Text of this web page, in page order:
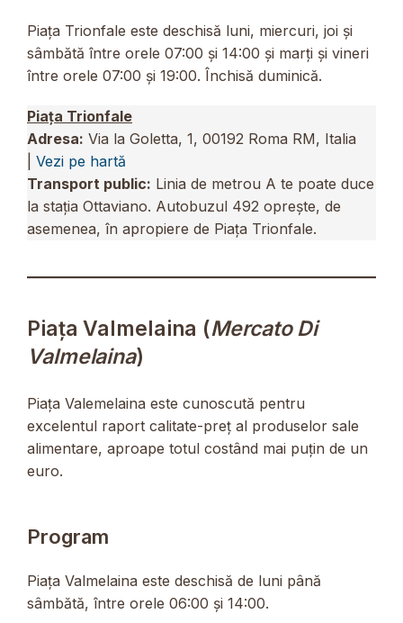
Piața Trionfale este deschisă luni, miercuri, joi și
sâmbătă între orele 07:00 și 14:00 și marți și vineri
între orele 07:00 și 19:00. Închisă duminică.
Piața Trionfale
Adresa: Via la Goletta, 1, 00192 Roma RM, Italia
Vezi pe hartă
Transport public: Linia de metrou A te poate duce
la stația Ottaviano. Autobuzul 492 oprește, de
asemenea, în apropiere de Piața Trionfale.
Piața Valmelaina (Mercato Di
Valmelaina)
Piața Valemelaina este cunoscută pentru
excelentul raport calitate-preț al produselor sale
alimentare, aproape totul costând mai puțin de un
euro.
Program
Piața Valmelaina este deschisă de luni până
sâmbătă, între orele 06:00 și 14:00.